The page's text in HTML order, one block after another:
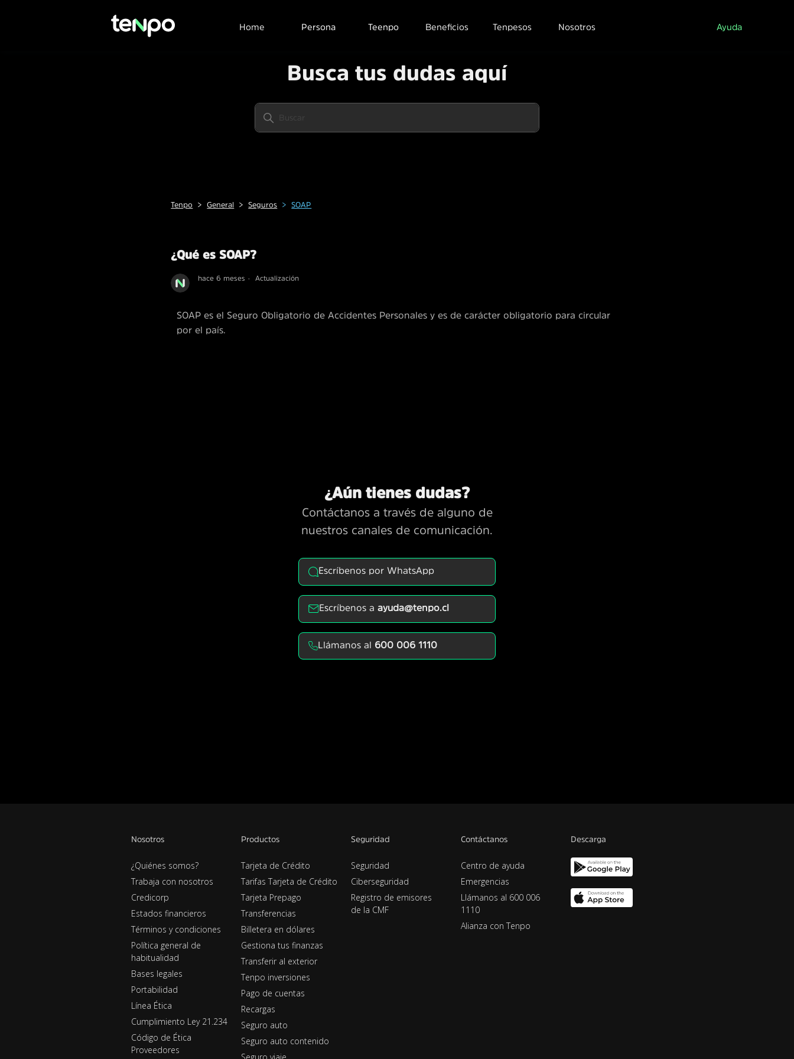
Home Persona Teenpo Beneficios Tenpesos Nosotros Ayuda
Busca tus dudas aquí
Tenpo General Seguros SOAP
¿Qué es SOAP?
hace 6 meses Actualización
SOAP es el Seguro Obligatorio de Accidentes Personales y es de carácter obligatorio para circular
por el país.
¿Aún tienes dudas?
Contáctanos a través de alguno de
nuestros canales de comunicación.
Escríbenos por WhatsApp
Escríbenos a ayuda@tenpo.cl
Llámanos al 600 006 1110
Nosotros
¿Quiénes somos?
Trabaja con nosotros
Credicorp
Estados financieros
Términos y condiciones
Política general de
habitualidad
Bases legales
Portabilidad
Línea Ética
Cumplimiento Ley 21.234
Código de Ética
Proveedores
Productos
Tarjeta de Crédito
Tarifas Tarjeta de Crédito
Tarjeta Prepago
Transferencias
Billetera en dólares
Gestiona tus finanzas
Transferir al exterior
Tenpo inversiones
Pago de cuentas
Recargas
Seguro auto
Seguro auto contenido
Seguridad
Seguridad
Ciberseguridad
Registro de emisores
de la CMF
Contáctanos
Centro de ayuda
Emergencias
Llámanos al 600 006
1110
Alianza con Tenpo
Descarga